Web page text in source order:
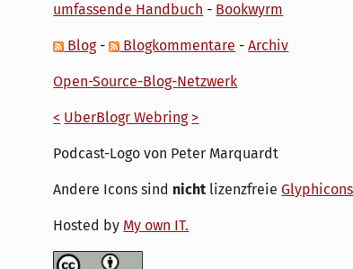
umfassende Handbuch - Bookwyrm
Blog- Blogkommentare -Archiv
Open-Source-Blog-Netzwerk
< UberBlogr Webring >
Podcast-Logo von Peter Marquardt
Andere Icons sind nicht lizenzfreieGlyphicons
Hosted by My own IT.